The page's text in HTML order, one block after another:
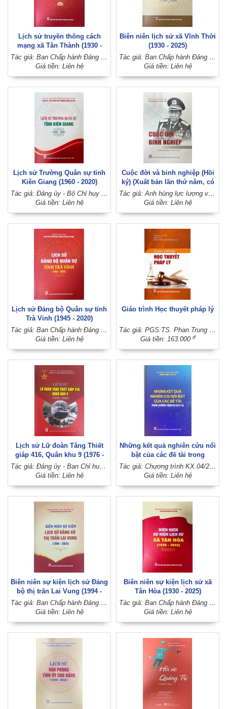
Lịch sử truyền thống cách
mạng xã Tân Thành (1930 -
2025)
Tác giả: Ban Chấp hành Đảng bộ xã Tân Thành (Đảng bộ huyện Lai Vung, tỉnh Đồng Tháp)
Giá tiền: Liên hệ
Biên niên lịch sử xã Vĩnh Thới
(1930 - 2025)
Tác giả: Ban Chấp hành Đảng bộ xã Vĩnh Thới (Đảng bộ huyện Lai Vung, tỉnh Đồng Tháp)
Giá tiền: Liên hệ
Lịch sử Trường Quân sự tỉnh
Kiên Giang (1960 - 2020)
Tác giả: Đảng ủy - Bộ Chỉ huy quân sự tỉnh Kiên Giang
Giá tiền: Liên hệ
Cuộc đời và binh nghiệp (Hồi
ký) (Xuất bản lần thứ năm, có
sửa chữa, bổ sung)
Tác giả: Anh hùng lực lượng vũ trang nhân dân, Thiếu tướng Trần Ngọc Thổ
Giá tiền: Liên hệ
Lịch sử Đảng bộ Quân sự tỉnh
Trà Vinh (1945 - 2020)
Tác giả: Ban Chấp hành Đảng bộ Quân sự tỉnh Trà Vinh (Tỉnh ủy Trà Vinh)
Giá tiền: Liên hệ
Giáo trình Học thuyết pháp lý
Tác giả: PGS.TS. Phan Trung Hiền (Chủ biên)
Giá tiền: 163.000 đ
Lịch sử Lữ đoàn Tăng Thiết
giáp 416, Quân khu 9 (1976 -
2026)
Tác giả: Đảng ủy - Ban Chỉ huy Lữ đoàn 416 (Đảng ủy - Bộ Tư lệnh Quân khu 9)
Giá tiền: Liên hệ
Những kết quả nghiên cứu nổi
bật của các đề tài trong
Chương trình KX.04/21-25 Tác giả: Chương trình KX.04/21-25 (Hội đồng Lý luận Trung ương)
Giá tiền: Liên hệ
Biên niên sự kiện lịch sử Đảng
bộ thị trấn Lai Vung (1994 -
2024)
Tác giả: Ban Chấp hành Đảng bộ thị trấn Lai Vung (Đảng bộ huyện Lai Vung, tỉnh Đồng Tháp)
Giá tiền: Liên hệ
Biên niên sự kiện lịch sử xã
Tân Hòa (1930 - 2025)
Tác giả: Ban Chấp hành Đảng bộ xã Tân Hòa (Đảng bộ huyện Lai Vung, tỉnh Đồng Tháp)
Giá tiền: Liên hệ